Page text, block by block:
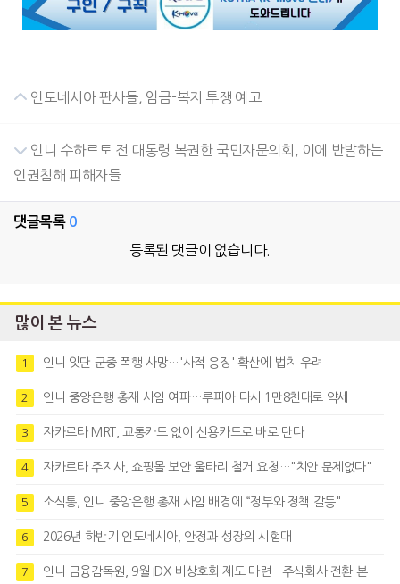
인도네시아 판사들, 임금-복지 투쟁 예고
인니 수하르토 전 대통령 복권한 국민자문의회, 이에 반발하는
인권침해 피해자들
댓글목록 0
등록된 댓글이 없습니다.
많이 본 뉴스
1 인니 잇단 군중 폭행 사망…'사적 응징' 확산에 법치 우려
2 인니 중앙은행 총재 사임 여파…루피아 다시 1만8천대로 약세
3 자카르타 MRT, 교통카드 없이 신용카드로 바로 탄다
4 자카르타 주지사, 쇼핑몰 보안 울타리 철거 요청…"치안 문제없다"
5 소식통, 인니 중앙은행 총재 사임 배경에 “정부와 정책 갈등"
6 2026년 하반기 인도네시아, 안정과 성장의 시험대
7 인니 금융감독원, 9월 IDX 비상호화 제도 마련…주식회사 전환 본격화